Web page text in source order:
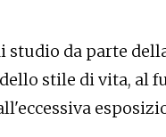
studio da parte
stile di vita, al